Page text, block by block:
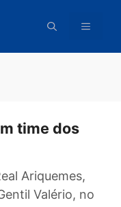
time dos
Ariquemes,